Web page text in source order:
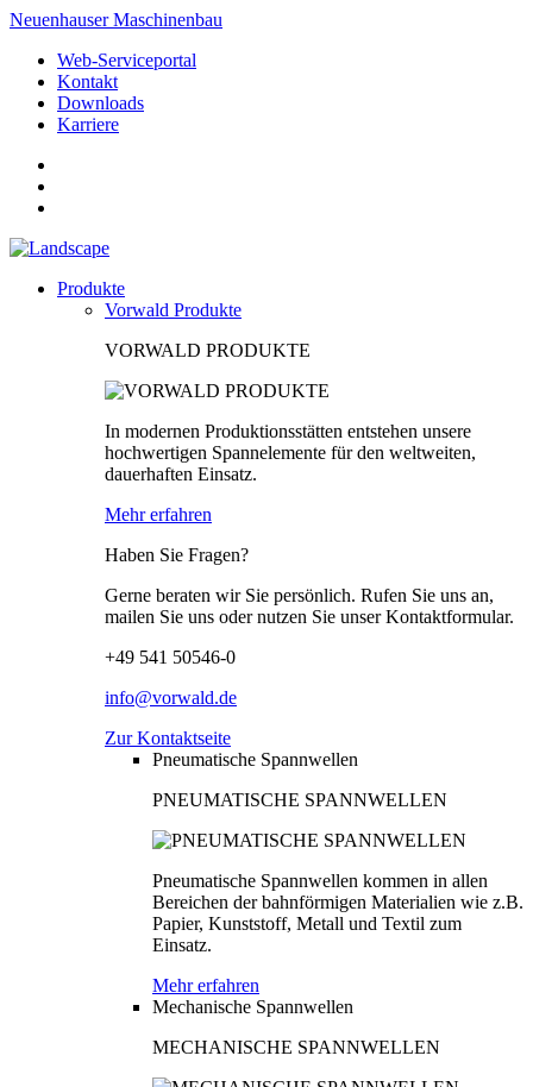
Neuenhauser Maschinenbau
Web-Serviceportal
Kontakt
Downloads
Karriere
Produkte
Vorwald Produkte
VORWALD PRODUKTE
In modernen Produktionsstätten entstehen unsere
hochwertigen Spannelemente für den weltweiten,
dauerhaften Einsatz.
Mehr erfahren
Haben Sie Fragen?
Gerne beraten wir Sie persönlich. Rufen Sie uns an,
mailen Sie uns oder nutzen Sie unser Kontaktformular.
+49 541 50546-0
info@vorwald.de
Zur Kontaktseite
Pneumatische Spannwellen
PNEUMATISCHE SPANNWELLEN
Pneumatische Spannwellen kommen in allen
Bereichen der bahnförmigen Materialien wie z.B.
Papier, Kunststoff, Metall und Textil zum
Einsatz.
Mehr erfahren
Mechanische Spannwellen
MECHANISCHE SPANNWELLEN